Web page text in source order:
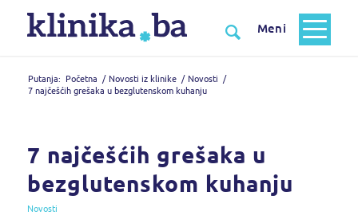
Putanja: Početna / Novosti iz klinike / Novosti /
7 najčešćih grešaka u bezglutenskom kuhanju
7 najčešćih grešaka u
bezglutenskom kuhanju
Novosti